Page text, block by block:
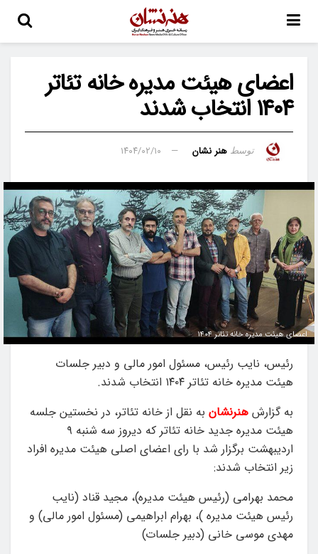
اعضای هیئت مدیره خانه تئاتر
۱۴۰۴ انتخاب شدند
توسط هنر نشان ۱۴۰۴/۰۲/۱۰
اعضای هیئت مدیره خانه تئاتر ۱۴۰۴
رئیس، نایب رئیس، مسئول امور مالی و دبیر جلسات
هیئت مدیره خانه تئاتر ۱۴۰۴ انتخاب شدند.
به گزارش هنرنشان به نقل از خانه تئاتر، در نخستین جلسه
هیئت مدیره جدید خانه تئاتر که دیروز سه شنبه ۹
اردیبهشت برگزار شد با رای اعضای اصلی هیئت مدیره افراد
زیر انتخاب شدند:
محمد بهرامی (رئیس هیئت مدیره)، مجید قناد (نایب
رئیس هیئت مدیره )، بهرام ابراهیمی (مسئول امور مالی) و
مهدی موسی خانی (دبیر جلسات)